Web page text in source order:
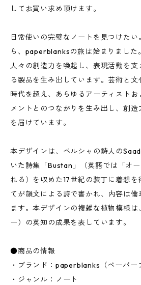
してお買い求め頂けます。
日常使いの完璧なノートを見つけたい
ら、paperblanksの旅は始まりました
人々の創造力を喚起し、表現活動を
る製品を生み出しています。芸術と文
時代を超え、あらゆるアーティスト
メントとのつながりを生み出し、創
を届けています。
本デザインは、ペルシャの詩人の
いた詩集「Bustan」（英語では「オ
れる）を収めた17世紀の装丁に着想
てが韻文による詩で書かれ、内容は
ます。本デザインの複雑な植物模様は
ー）の英知の成果を表しています。
●商品の情報
・ブランド：paperblanks（ペーパー
・ジャンル：ノート